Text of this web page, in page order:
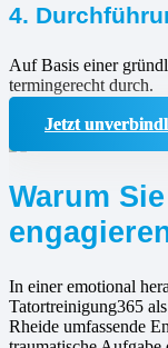
4.
Auf Basis einer
termingerecht durch.
Jetzt
Warum
In einer emotional
Tatortreinigung365
Rheide umfassende